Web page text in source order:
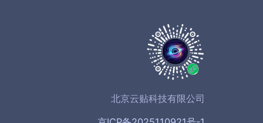
北京云贴科技有限公司